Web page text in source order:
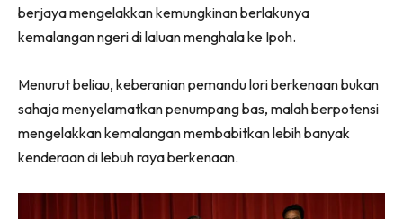
berjaya mengelakkan kemungkinan berlakunya
kemalangan ngeri di laluan menghala ke Ipoh.
Menurut beliau, keberanian pemandu lori berkenaan bukan
sahaja menyelamatkan penumpang bas, malah berpotensi
mengelakkan kemalangan membabitkan lebih banyak
kenderaan di lebuh raya berkenaan.